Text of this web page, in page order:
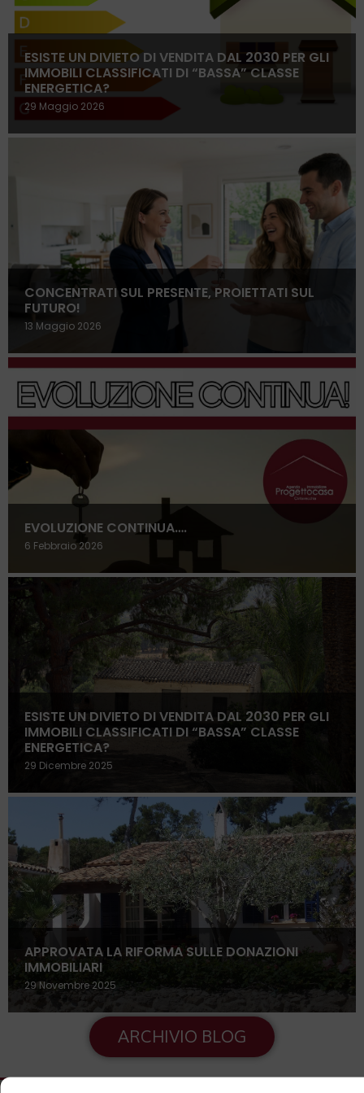
ESISTE UN DIVIETO DI VENDITA DAL 2030 PER GLI
IMMOBILI CLASSIFICATI DI “BASSA” CLASSE
ENERGETICA?
29 Maggio 2026
CONCENTRATI SUL PRESENTE, PROIETTATI SUL
FUTURO!
13 Maggio 2026
EVOLUZIONE CONTINUA….
6 Febbraio 2026
ESISTE UN DIVIETO DI VENDITA DAL 2030 PER GLI
IMMOBILI CLASSIFICATI DI “BASSA” CLASSE
ENERGETICA?
29 Dicembre 2025
APPROVATA LA RIFORMA SULLE DONAZIONI
IMMOBILIARI
29 Novembre 2025
ARCHIVIO BLOG